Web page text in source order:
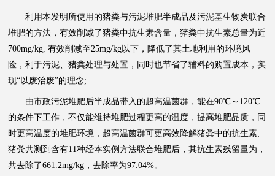
利用本发明所使用的猪粪与污泥堆肥半成品及污泥基生物炭联合
堆肥的方法，有效削减了猪粪中抗生素含量，猪粪中抗生素总量为近
700mg/kg, 有效削减至25mg/kg以下，降低了其土地利用的环境风
险，利于污泥、猪粪处理与处置，同时也节省了辅料的购置成本，实
现“以废治废”的理念;
由市政污泥堆肥后半成品带入的超高温菌群，能在90℃～120℃
的条件下工作，不仅能维持堆肥过程更高的温度，提高堆肥品质，同
时更高温度的堆肥环境，超高温菌群可更高效降解猪粪中的抗生素;
猪粪共测到含有11种经本实例方法联合堆肥后，其抗生素残留量为，
共去除了661.2mg/kg，去除率为97.04%。